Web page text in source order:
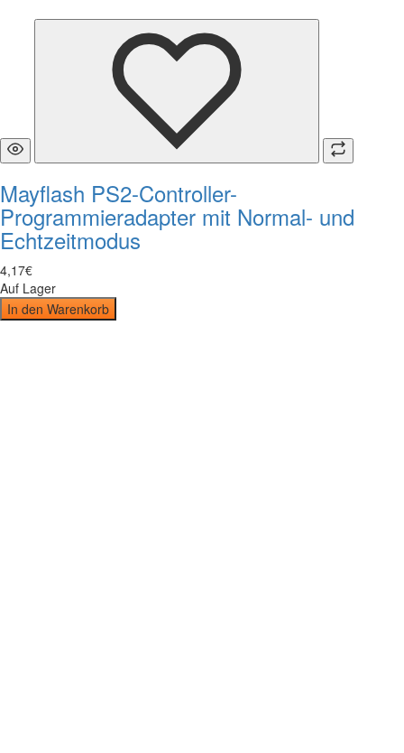
Mayflash PS2-Controller-
Programmieradapter mit Normal- und
Echtzeitmodus
4,17€
Auf Lager
In den Warenkorb